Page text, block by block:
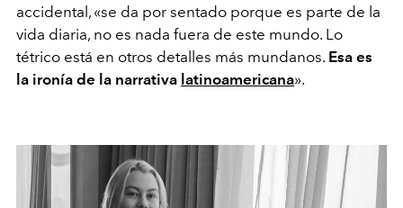
accidental, «se da por sentado porque es parte de la
vida diaria, no es nada fuera de este mundo. Lo
tétrico está en otros detalles más mundanos. Esa es
la ironía de la narrativa latinoamericana».